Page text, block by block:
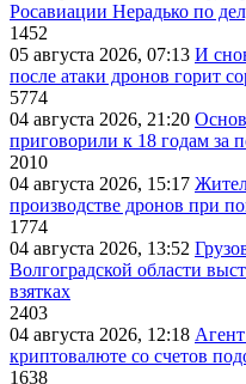
Росавиации Нерадько по
1452
05 августа 2026, 07:13 И
после атаки дронов горит
5774
04 августа 2026, 21:20
приговорили к 18 годам за
2010
04 августа 2026, 15:17
производстве дронов при
1774
04 августа 2026, 13:52
Волгоградской области
взятках
2403
04 августа 2026, 12:18
криптовалюте со счетов
1638